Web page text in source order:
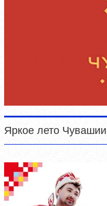
Яркое лето Чувашии